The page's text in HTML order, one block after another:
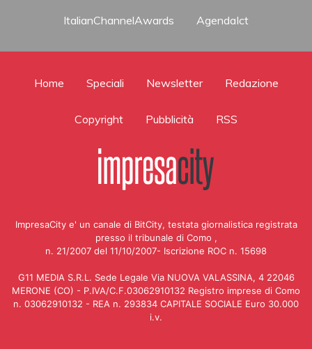
ItalianChannelAwards
AgendaIct
Home Speciali Newsletter Redazione
Copyright Pubblicità RSS
ImpresaCity e' un canale di BitCity, testata giornalistica registrata
presso il tribunale di Como ,
n. 21/2007 del 11/10/2007- Iscrizione ROC n. 15698
G11 MEDIA S.R.L. Sede Legale Via NUOVA VALASSINA, 4 22046
MERONE (CO) - P.IVA/C.F.03062910132 Registro imprese di Como
n. 03062910132 - REA n. 293834 CAPITALE SOCIALE Euro 30.000
i.v.